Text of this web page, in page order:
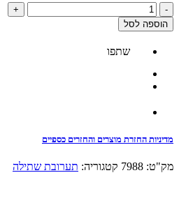
-
כמות
של
מצע
+
הוספה לסל
שתפו
מדיניות החזרת מוצרים והחזרים כספיים
מק"ט: 7988 קטגוריה: תערובת שתילה